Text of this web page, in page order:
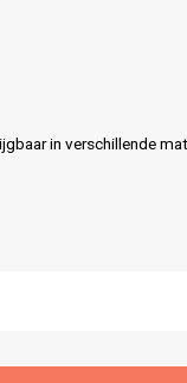
in verschillende